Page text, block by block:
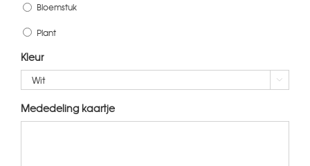
Bloemstuk
Plant
Kleur

Mededeling kaartje